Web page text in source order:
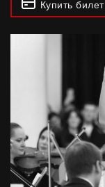
Купить билет